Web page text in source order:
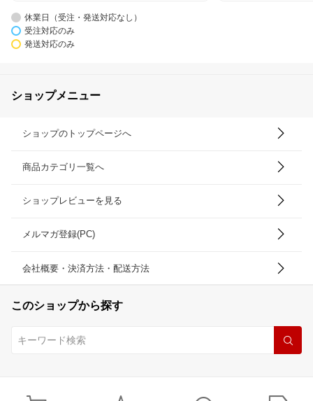
休業日（受注・発送対応なし）
受注対応のみ
発送対応のみ
ショップメニュー
ショップのトップページへ
商品カテゴリ一覧へ
ショップレビューを見る
メルマガ登録(PC)
会社概要・決済方法・配送方法
このショップから探す